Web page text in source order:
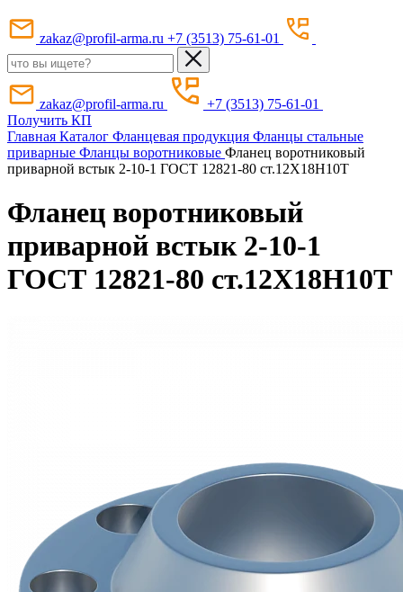
zakaz@profil-arma.ru +7 (3513) 75-61-01
zakaz@profil-arma.ru
+7 (3513) 75-61-01
Получить КП
Главная Каталог Фланцевая продукция Фланцы стальные
приварные Фланцы воротниковые Фланец воротниковый
приварной встык 2-10-1 ГОСТ 12821-80 ст.12Х18Н10Т
Фланец воротниковый
приварной встык 2-10-1
ГОСТ 12821-80 ст.12Х18Н10Т